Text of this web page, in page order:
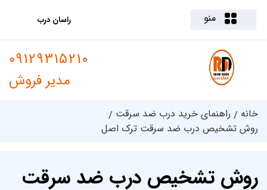
منو راسان درب
09129315210
مدیر فروش
خانه
راهنمای خرید درب ضد سرقت
روش تشخیص درب ضد سرقت ترک اصل
روش تشخیص درب ضد سرقت